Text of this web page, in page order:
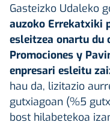
Gasteizko Udaleko
auzoko Errekatxiki
esleitzea onartu du
Promociones y
enpresari esleitu
hau da, lizitazio
gutxiagoan (%5
bost hilabetekoa